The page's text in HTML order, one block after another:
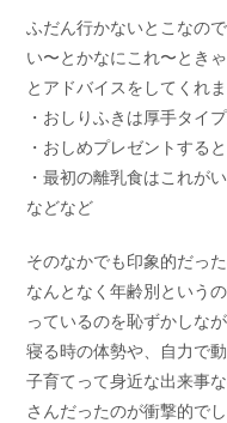
ふだん行かないとこなの
い〜とかなにこれ〜とき
とアドバイスをしてくれま
・おしりふきは厚手タイ
・おしめプレゼントする
・最初の離乳食はこれが
などなど
そのなかでも印象的だっ
なんとなく年齢別という
っているのを恥ずかしな
寝る時の体勢や、自力で
子育てって身近な出来事
さんだったのが衝撃的でし